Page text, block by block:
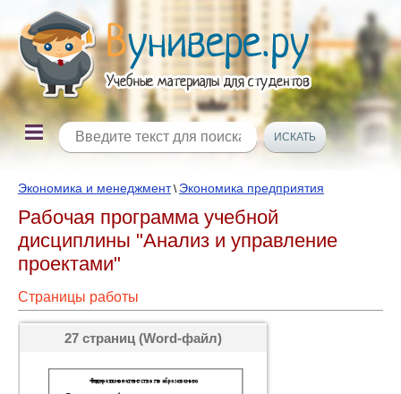
Экономика и менеджмент\ Экономика предприятия
Рабочая программа учебной
дисциплины "Анализ и управление
проектами"
Страницы работы
27 страниц (Word-файл)